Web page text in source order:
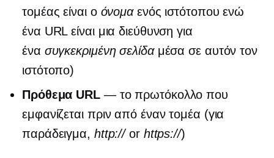
τομέας είναι ο όνομαενός ιστότοπου ενώ
ένα URL είναι μια διεύθυνση για
ένα συγκεκριμένη σελίδαμέσα σε αυτόν τον
ιστότοπο)
Πρόθεμα URL— το πρωτόκολλο που
εμφανίζεται πριν από έναν τομέα (για
παράδειγμα, http://or https://)